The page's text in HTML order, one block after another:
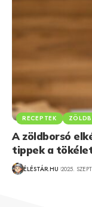
RECEPTEK
A zöldborsó
tippek a
ÉLÉSTÁR.HU 2025.